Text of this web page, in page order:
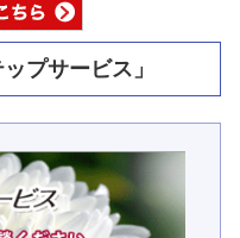
プサービス」